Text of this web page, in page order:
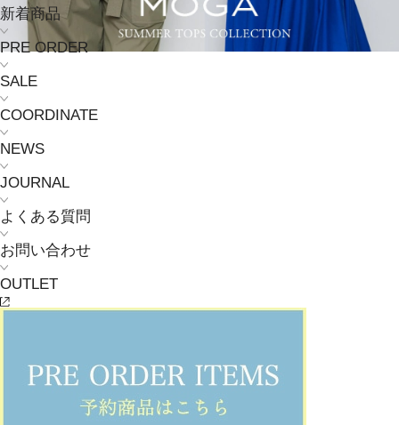
新着商品
PRE ORDER
SALE
COORDINATE
NEWS
JOURNAL
よくある質問
お問い合わせ
OUTLET